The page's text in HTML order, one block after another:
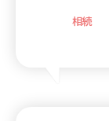
相続